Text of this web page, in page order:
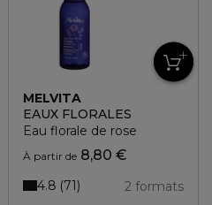
MELVITA
EAUX FLORALES
Eau florale de rose
À partir de 8,80 €
2 formats
4.8 71